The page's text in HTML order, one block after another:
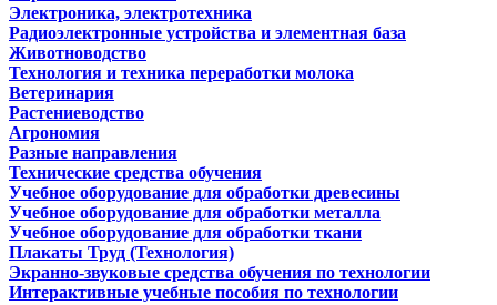
Электроника, электротехника
Радиоэлектронные устройства и элементная база
Животноводство
Технология и техника переработки молока
Ветеринария
Растениеводство
Агрономия
Разные направления
Технические средства обучения
Учебное оборудование для обработки древесины
Учебное оборудование для обработки металла
Учебное оборудование для обработки ткани
Плакаты Труд (Технология)
Экранно-звуковые средства обучения по технологии
Интерактивные учебные пособия по технологии